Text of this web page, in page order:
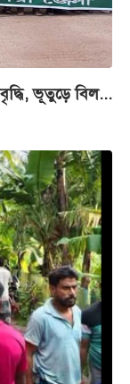
ভূতুড়ে বিল...